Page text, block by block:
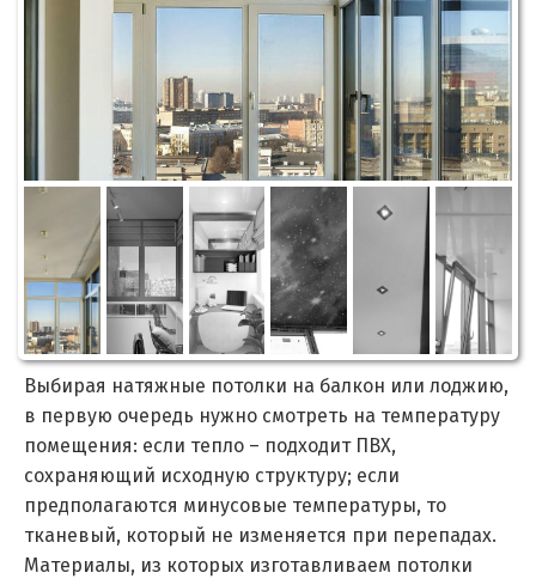
Выбирая натяжные потолки на балкон или лоджию,
в первую очередь нужно смотреть на температуру
помещения: если тепло – подходит ПВХ,
сохраняющий исходную структуру; если
предполагаются минусовые температуры, то
тканевый, который не изменяется при перепадах.
Материалы, из которых изготавливаем потолки